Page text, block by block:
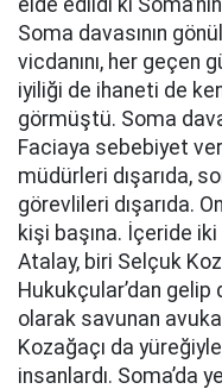
elde edildi ki
Soma davasının
vicdanını, her geçen
iyiliği de ihaneti de
görmüştü. Soma
Faciaya sebebiyet
müdürleri dışarıda,
görevlileri dışarıda.
kişi başına. İçeride
Atalay, biri Selçuk
Hukukçular’dan gelip
olarak savunan
Kozağaçı da
insanlardı. Soma’da